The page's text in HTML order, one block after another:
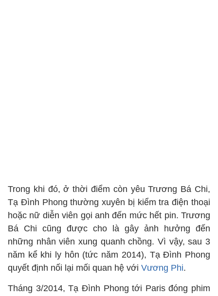
Trong khi đó, ở thời điểm còn yêu Trương Bá Chi,
Tạ Đình Phong thường xuyên bị kiểm tra điện thoại
hoặc nữ diễn viên gọi anh đến mức hết pin. Trương
Bá Chi cũng được cho là gây ảnh hưởng đến
những nhân viên xung quanh chồng. Vì vậy, sau 3
năm kể khi ly hôn (tức năm 2014), Tạ Đình Phong
quyết định nối lại mối quan hệ với Vương Phi.
Tháng 3/2014, Tạ Đình Phong tới Paris đóng phim